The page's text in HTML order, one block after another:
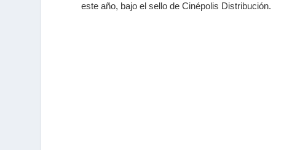
este año, bajo el sello de Cinépolis Distribución.